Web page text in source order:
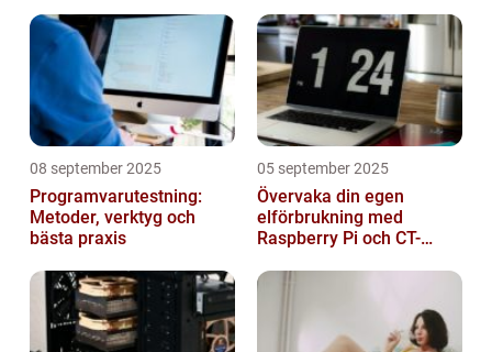
08 september 2025
Programvarutestning:
Metoder, verktyg och
bästa praxis
05 september 2025
Övervaka din egen
elförbrukning med
Raspberry Pi och CT-